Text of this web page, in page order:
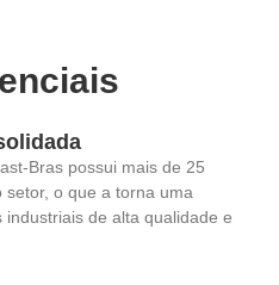
Bras possui mais de 25
o que a torna uma
de alta qualidade e